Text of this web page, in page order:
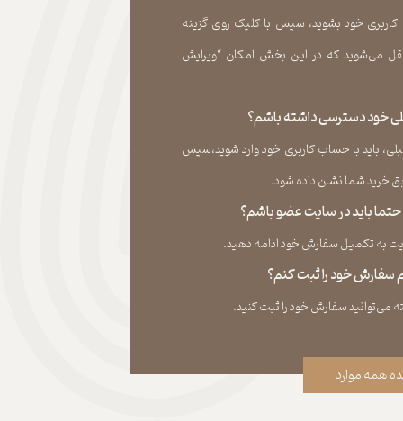
خود بشوید، سپس با کلیک روی گزینه
می‏‌شوید که در این بخش امکان “ویرایش
خود دسترسی داشته باشم؟
باید با حساب کاربری خود وارد شوید،سپس
خرید شما نشان داده ‏شود.​​​​​​​
حتما باید در سایت عضو باشم؟
به تکمیل سفارش خود ادامه دهید.​​​​​​​
سفارش خود را ثبت کنم؟
همه موارد